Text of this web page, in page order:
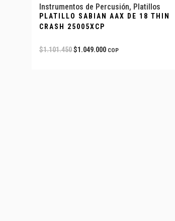
Instrumentos de Percusión, Platillos
PLATILLO SABIAN AAX DE 18 THIN
CRASH 25005XCP
$1.101.450$1.049.000 COP